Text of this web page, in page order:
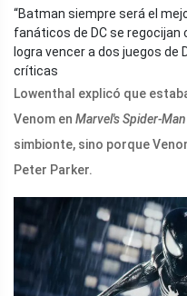
“Batman siempre será el
fanáticos de DC se regocijan
logra vencer a dos juegos de
críticas
Lowenthal explicó que
Venom en Marvel's Spider-
simbionte, sino porque
Peter Parker.